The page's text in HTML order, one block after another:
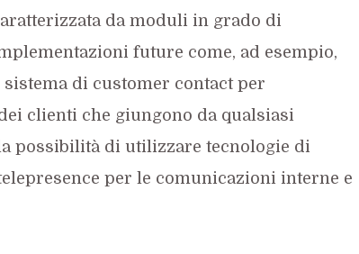
da moduli in grado di
future come, ad esempio,
di customer contact per
clienti che giungono da qualsiasi
possibilità di utilizzare tecnologie di
per le comunicazioni interne e